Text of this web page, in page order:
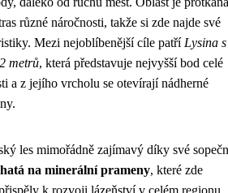
různé náročnosti, takže si zde najde své
Mezi nejoblíbenější cíle patří Lysina s
metrů, která představuje nejvyšší bod celé
a z jejího vrcholu se otevírají nádherné
les mimořádně zajímavý díky své
na minerální prameny, které zde